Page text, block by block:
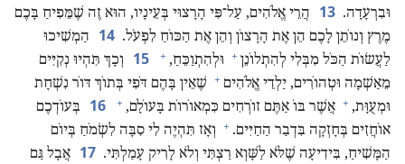
וּבִרְעָדָה.‏ 13
הֲרֵי אֱלֹהִים,‏ עַל־פִּי הָרָצוּי בְּעֵינָיו,‏ הוּא זֶה שֶׁמֵּפִיחַ בָּכֶם
מֶרֶץ וְנוֹתֵן לָכֶם הֵן אֶת הָרָצוֹן וְהֵן אֶת הַכּוֹחַ לִפְעֹל.‏ 14
הַמְשִׁיכוּ
לַעֲשׂוֹת הַכֹּל מִבְּלִי לְהִתְלוֹנֵן + וּלְהִתְוַכֵּחַ,‏ +
15
וְכָךְ תִּהְיוּ נְקִיִּים
מֵאַשְׁמָה וּטְהוֹרִים,‏ יַלְדֵי אֱלֹהִים + שֶׁאֵין בָּהֶם דֹּפִי בְּתוֹךְ דּוֹר נִשְׁחָת
וּמְעֻוָּת,‏ + אֲשֶׁר בּוֹ אַתֶּם זוֹרְחִים כִּמְאוֹרוֹת בָּעוֹלָם,‏ +
16
בְּעוֹדְכֶם
אוֹחֲזִים בְּחָזְקָה בִּדְבַר הַחַיִּים.‏ + וְאָז תִּהְיֶה לִי סִבָּה לִשְׂמֹחַ בְּיוֹם
הַמָּשִׁיחַ,‏ בִּידִיעָה שֶׁלֹּא לַשָּׁוְא רַצְתִּי וְלֹא לָרִיק עָמַלְתִּי.‏ 17 אֲבָל גַּם